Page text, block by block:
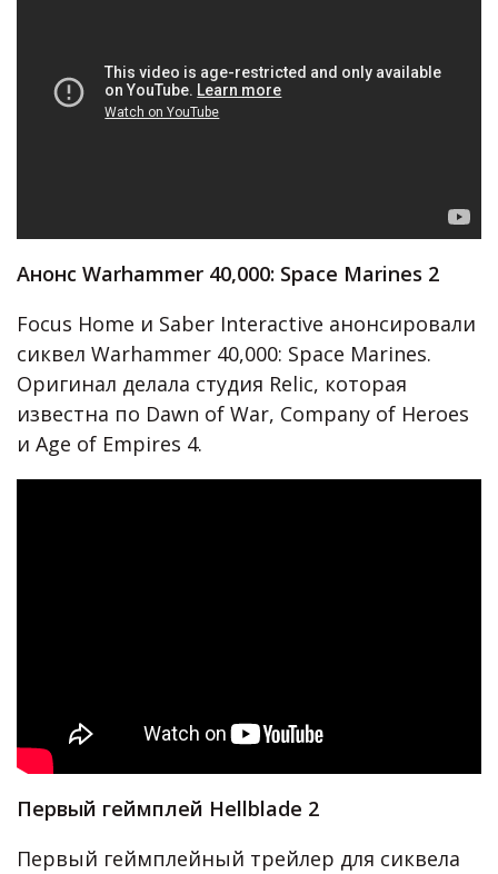
Анонс Warhammer 40,000: Space Marines 2
Focus Home и Saber Interactive анонсировали
сиквел Warhammer 40,000: Space Marines.
Оригинал делала студия Relic, которая
известна по Dawn of War, Company of Heroes
и Age of Empires 4.
Первый геймплей Hellblade 2
Первый геймплейный трейлер для сиквела